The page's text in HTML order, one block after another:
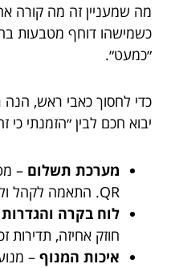
מה שמעניין זה מה קורה
כשמישהו דוחף מטבעות
״כמעט״.
כדי לחסוך כאבי ראש, הנה
יבוא חכם לבין ״הזמנתי כי
מערכת תשלום –
QR. התאמה לקהל ולמקום.
לוח בקרה והגדרות
חוזק אחיזה, תדירות
איכות המנוף –